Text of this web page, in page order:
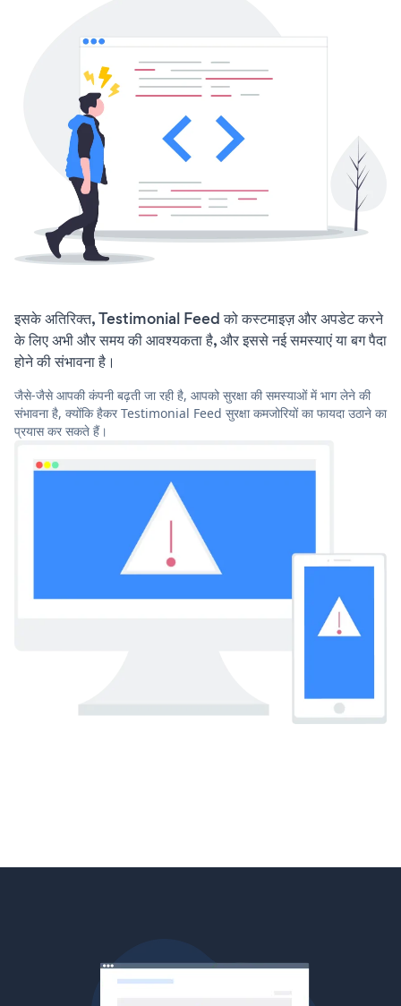
इसके अतिरिक्त, Testimonial Feed को कस्टमाइज़ और अपडेट करने
के लिए अभी और समय की आवश्यकता है, और इससे नई समस्याएं या बग पैदा
होने की संभावना है।
जैसे-जैसे आपकी कंपनी बढ़ती जा रही है, आपको सुरक्षा की समस्याओं में भाग लेने की
संभावना है, क्योंकि हैकर Testimonial Feed सुरक्षा कमजोरियों का फायदा उठाने का
प्रयास कर सकते हैं।